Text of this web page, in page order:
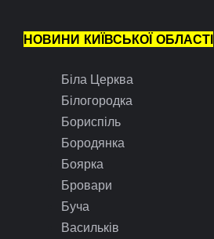
НОВИНИ КИЇВСЬКОЇ ОБЛАСТІ
Біла Церква
Білогородка
Бориспіль
Бородянка
Боярка
Бровари
Буча
Васильків